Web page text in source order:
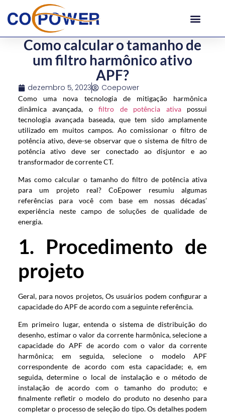
Como calcular o tamanho de
um filtro harmônico ativo
APF?
dezembro 5, 2023 Coepower
Como uma nova tecnologia de mitigação harmônica
dinâmica avançada, ofiltro de potência ativapossui
tecnologia avançada baseada, que tem sido amplamente
utilizado em muitos campos. Ao comissionar o filtro de
potência ativo, deve-se observar que o sistema de filtro de
potência ativo deve ser conectado ao disjuntor e ao
transformador de corrente CT.
Mas como calcular o tamanho do filtro de potência ativa
para um projeto real? CoEpower resumiu algumas
referências para você com base em nossas décadas’
experiência neste campo de soluções de qualidade de
energia.
1. Procedimento de
projeto
Geral, para novos projetos, Os usuários podem configurar a
capacidade do APF de acordo com a seguinte referência.
Em primeiro lugar, entenda o sistema de distribuição do
desenho, estimar o valor da corrente harmônica, selecione a
capacidade do APF de acordo com o valor da corrente
harmônica; em seguida, selecione o modelo APF
correspondente de acordo com esta capacidade; e, em
seguida, determine o local de instalação e o método de
instalação de acordo com o tamanho do produto; e
finalmente refletir o modelo do produto no desenho para
completar o processo de seleção do tipo. Os detalhes podem